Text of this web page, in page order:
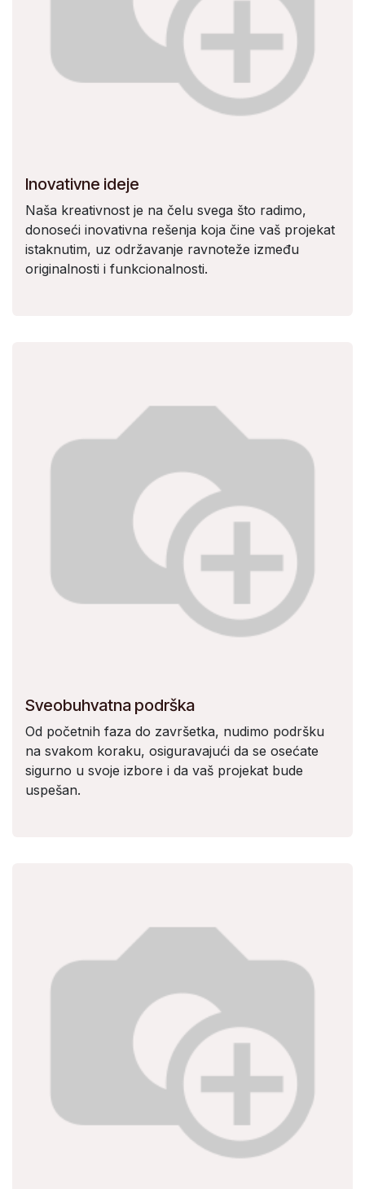
Inovativne ideje
Naša kreativnost je na čelu svega što radimo,
donoseći inovativna rešenja koja čine vaš projekat
istaknutim, uz održavanje ravnoteže između
originalnosti i funkcionalnosti.
Sveobuhvatna podrška
Od početnih faza do završetka, nudimo podršku
na svakom koraku, osiguravajući da se osećate
sigurno u svoje izbore i da vaš projekat bude
uspešan.